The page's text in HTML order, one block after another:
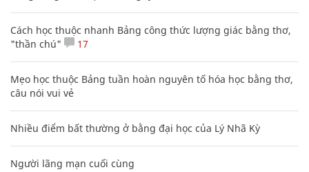
Cách học thuộc nhanh Bảng công thức lượng giác bằng thơ,
"thần chú"
17
Mẹo học thuộc Bảng tuần hoàn nguyên tố hóa học bằng thơ,
câu nói vui vẻ
Nhiều điểm bất thường ở bằng đại học của Lý Nhã Kỳ
Người lãng mạn cuối cùng